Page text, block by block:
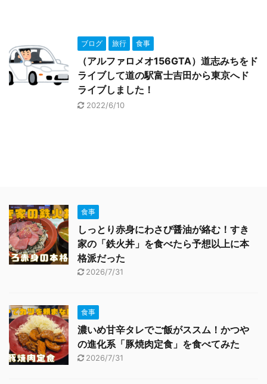
ブログ 旅行 食事
（アルファロメオ156GTA）道志みちをド
ライブして道の駅富士吉田から東京へド
ライブしました！
2022/6/10
食事
しっとり赤身にわさび醤油が絡む！すき
家の「鉄火丼」を食べたら予想以上に本
格派だった
2026/7/31
食事
濃いめ甘辛タレでご飯がススム！かつや
の進化系「豚焼肉定食」を食べてみた
2026/7/31